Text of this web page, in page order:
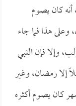
كان يصوم
وعلى هذا فما جاء
وإلا فإن النبي
إلا رمضان، وغير
كان يصوم أكثره